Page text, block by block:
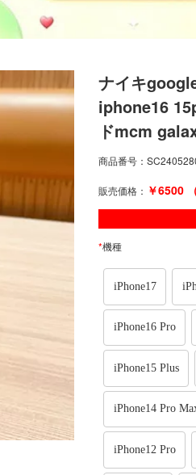
ナイキ
iphone16
ドmcm
商品番号：
販売価格： ￥6500
*機種
iPhone17
iPhone16 Pro
iPhone15 Plus
iPhone14 Pro
iPhone12 Pro